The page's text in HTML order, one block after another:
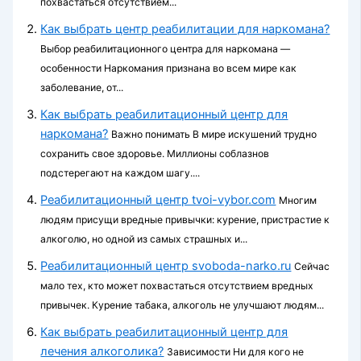
Как выбрать центр реабилитации для наркомана?
Выбор реабилитационного центра для наркомана —
особенности Наркомания признана во всем мире как
заболевание, от...
Как выбрать реабилитационный центр для
наркомана? Важно понимать В мире искушений трудно
сохранить свое здоровье. Миллионы соблазнов
подстерегают на каждом шагу....
Реабилитационный центр tvoi-vybor.com Многим
людям присущи вредные привычки: курение, пристрастие к
алкоголю, но одной из самых страшных и...
Реабилитационный центр svoboda-narko.ru Сейчас
мало тех, кто может похвастаться отсутствием вредных
привычек. Курение табака, алкоголь не улучшают людям...
Как выбрать реабилитационный центр для
лечения алкоголика? Зависимости Ни для кого не